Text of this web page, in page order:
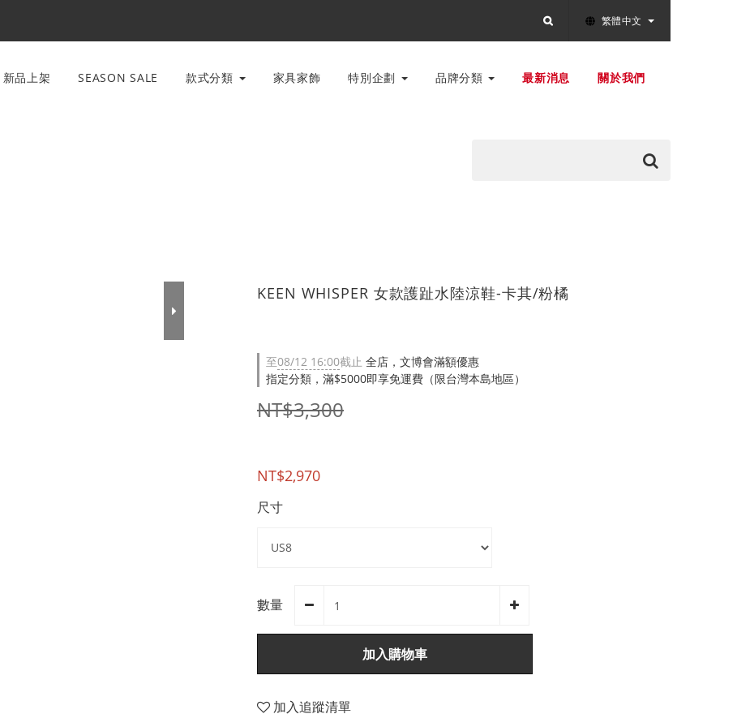
繁體中文
新品上架 SEASON SALE 款式分類 家具家飾 特別企劃 品牌分類 最新消息 關於我們
KEEN WHISPER 女款護趾水陸涼鞋-卡其/粉橘
至08/12 16:00截止 全店，文博會滿額優惠
指定分類，滿$5000即享免運費（限台灣本島地區）
NT$3,300
NT$2,970
尺寸
數量
加入購物車
加入追蹤清單